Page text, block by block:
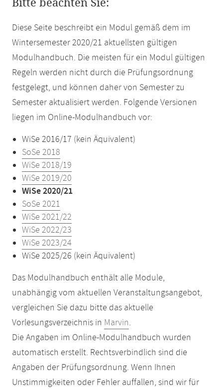
Bitte beachten Sie:
Diese Seite beschreibt ein Modul gemäß dem im
Wintersemester 2020/21 aktuellsten gültigen
Modulhandbuch. Die meisten für ein Modul gültigen
Regeln werden nicht durch die Prüfungsordnung
festgelegt, und können daher von Semester zu
Semester aktualisiert werden. Folgende Versionen
liegen im Online-Modulhandbuch vor:
WiSe 2016/17 (kein Äquivalent)
SoSe 2018
WiSe 2018/19
WiSe 2019/20
WiSe 2020/21
SoSe 2021
WiSe 2021/22
WiSe 2022/23
WiSe 2023/24
WiSe 2025/26 (kein Äquivalent)
Das Modulhandbuch enthält alle Module,
unabhängig vom aktuellen Veranstaltungsangebot,
vergleichen Sie dazu bitte das aktuelle
Vorlesungsverzeichnis in Marvin.
Die Angaben im Online-Modulhandbuch wurden
automatisch erstellt. Rechtsverbindlich sind die
Angaben der Prüfungsordnung. Wenn Ihnen
Unstimmigkeiten oder Fehler auffallen, sind wir für